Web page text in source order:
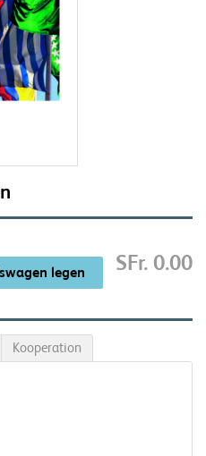
SFr. 0.00
Kooperation